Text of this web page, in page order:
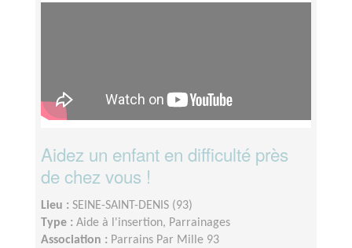
Aidez un enfant en difficulté près
de chez vous !
Lieu : SEINE-SAINT-DENIS (93)
Type : Aide à l'insertion, Parrainages
Association : Parrains Par Mille 93